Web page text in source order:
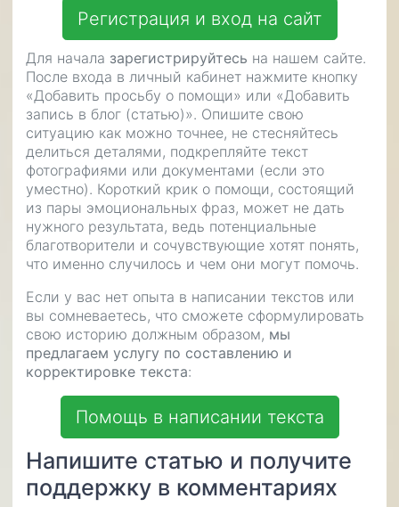
Регистрация и вход на сайт
Для начала зарегистрируйтесь на нашем сайте.
После входа в личный кабинет нажмите кнопку
«Добавить просьбу о помощи» или «Добавить
запись в блог (статью)». Опишите свою
ситуацию как можно точнее, не стесняйтесь
делиться деталями, подкрепляйте текст
фотографиями или документами (если это
уместно). Короткий крик о помощи, состоящий
из пары эмоциональных фраз, может не дать
нужного результата, ведь потенциальные
благотворители и сочувствующие хотят понять,
что именно случилось и чем они могут помочь.
Если у вас нет опыта в написании текстов или
вы сомневаетесь, что сможете сформулировать
свою историю должным образом, мы
предлагаем услугу по составлению и
корректировке текста:
Помощь в написании текста
Напишите статью и получите
поддержку в комментариях